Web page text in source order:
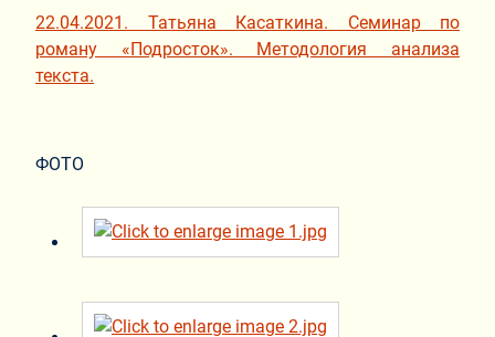
22.04.2021. Татьяна Касаткина. Семинар по
роману «Подросток». Методология анализа
текста.
ФОТО